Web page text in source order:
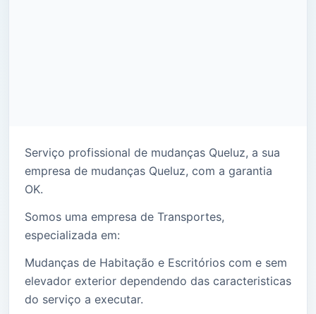
Serviço profissional de mudanças Queluz, a sua
empresa de mudanças Queluz, com a garantia
OK.
Somos uma empresa de Transportes,
especializada em:
Mudanças de Habitação e Escritórios com e sem
elevador exterior dependendo das caracteristicas
do serviço a executar.